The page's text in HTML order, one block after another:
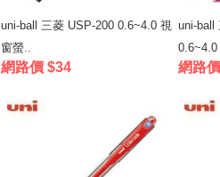
uni-ball 三菱 USP-200 0.6~4.0 視
窗螢..
網路價 $34
uni-ball
網路